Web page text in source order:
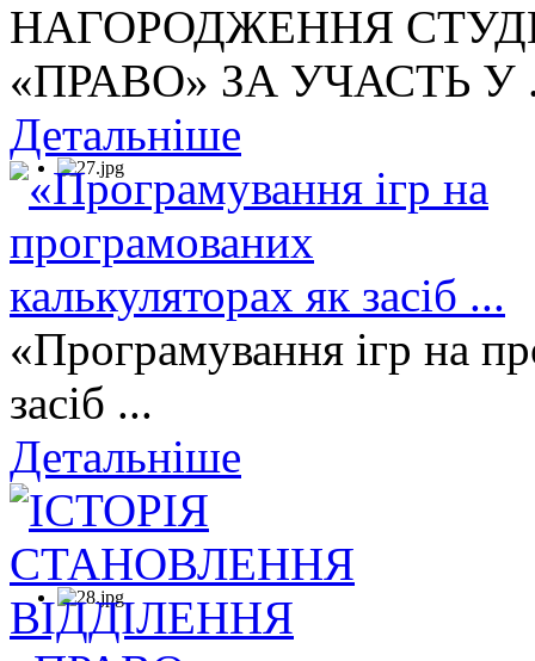
НАГОРОДЖЕННЯ
«ПРАВО» ЗА УЧАСТЬ У
Детальніше
«Програмування ігр на
засіб ...
Детальніше